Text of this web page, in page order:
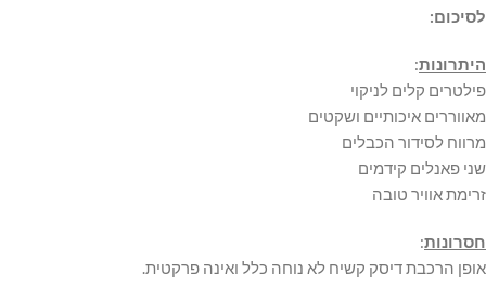
לסיכום:
היתרונות:
פילטרים קלים לניקוי
מאווררים איכותיים ושקטים
מרווח לסידור הכבלים
שני פאנלים קידמים
זרימת אוויר טובה
חסרונות:
אופן הרכבת דיסק קשיח לא נוחה כלל ואינה פרקטית.